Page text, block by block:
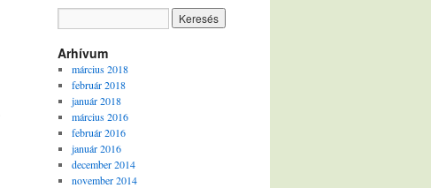
Arhívum
március 2018
február 2018
január 2018
március 2016
február 2016
január 2016
december 2014
november 2014